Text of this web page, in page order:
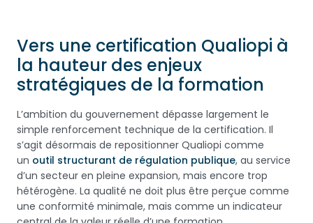
Vers une certification Qualiopi à
la hauteur des enjeux
stratégiques de la formation
L’ambition du gouvernement dépasse largement le
simple renforcement technique de la certification. Il
s’agit désormais de repositionner Qualiopi comme
un outil structurant de régulation publique, au service
d’un secteur en pleine expansion, mais encore trop
hétérogène. La qualité ne doit plus être perçue comme
une conformité minimale, mais comme un indicateur